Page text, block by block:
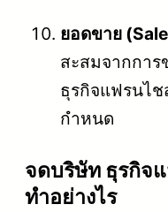
ยอดขาย
สะสมจากการ
ธุรกิจแฟรนไช
กำหนด
จดบริษัท ธุรกิจ
ทำอย่างไร